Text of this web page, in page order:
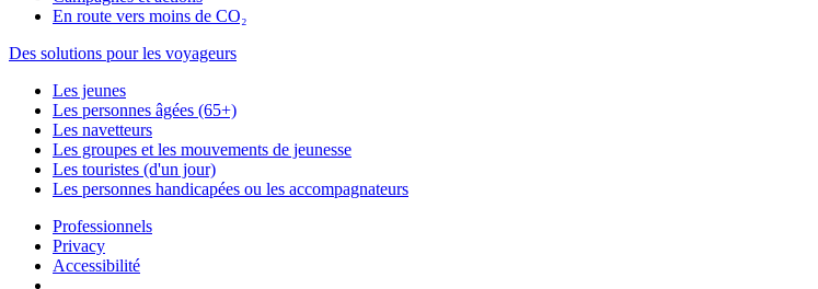
En route vers moins de CO₂
Des solutions pour les voyageurs
Les jeunes
Les personnes âgées (65+)
Les navetteurs
Les groupes et les mouvements de jeunesse
Les touristes (d'un jour)
Les personnes handicapées ou les accompagnateurs
Professionnels
Privacy
Accessibilité